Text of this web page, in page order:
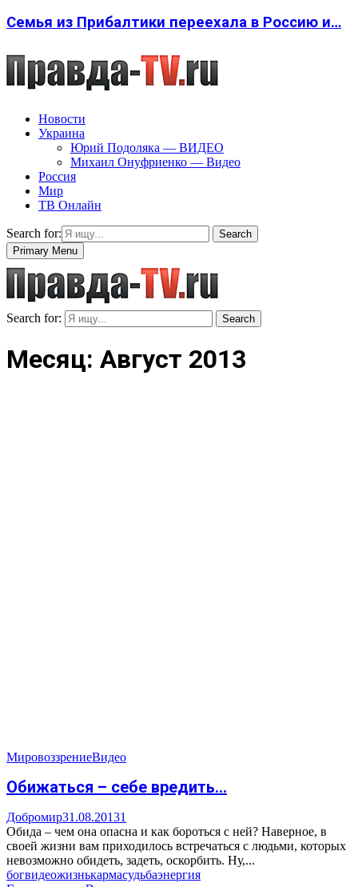
Семья из Прибалтики переехала в Россию и…
Новости
Украина
Юрий Подоляка — ВИДЕО
Михаил Онуфриенко — Видео
Россия
Мир
ТВ Онлайн
Search for:
Search
Primary Menu
Search for: Search
Месяц: Август 2013
МировоззрениеВидео
Обижаться – себе вредить…
Добромир31.08.20131
Обида – чем она опасна и как бороться с ней? Наверное, в
своей жизни вам приходилось встречаться с людьми, которых
невозможно обидеть, задеть, оскорбить. Ну,...
богвидеожизнькармасудьбаэнергия